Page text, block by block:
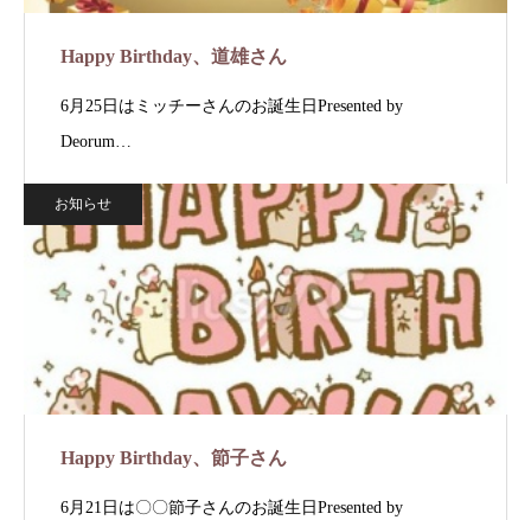
Happy Birthday、道雄さん
6月25日はミッチーさんのお誕生日Presented by
Deorum…
お知らせ
Happy Birthday、節子さん
6月21日は〇〇節子さんのお誕生日Presented by